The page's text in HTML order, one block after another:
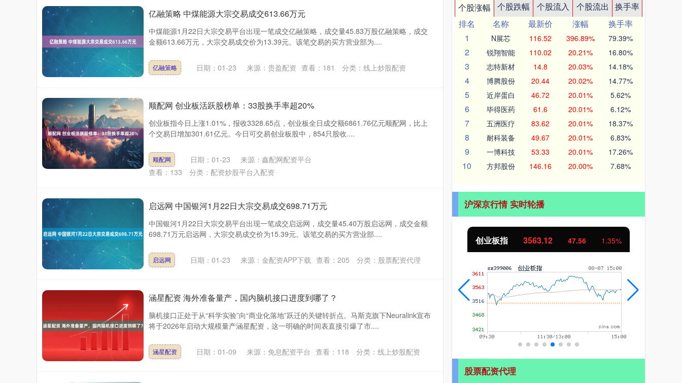
亿融策略 中煤能源大宗交易成交613.66万元
中煤能源1月22日大宗交易平台出现一笔成交亿融策略，成交量45.83万股亿融策略，成交
金额613.66万元，大宗交易成交价为13.39元。该笔交易的买方营业部为....
亿融策略 日期：01-23 来源：贵盈配资 查看： 181 分类： 线上炒股配资
顺配网 创业板活跃股榜单：33股换手率超20%
创业板指今日上涨1.01%，报收3328.65点，创业板全日成交额6861.76亿元顺配网，比上
个交易日增加301.61亿元。今日可交易创业板股中，854只股收....
顺配网 日期：01-23
来源：鑫配网配资平台
查看： 133 分类： 配资炒股平台入配资
启远网 中国银河1月22日大宗交易成交698.71万元
中国银河1月22日大宗交易平台出现一笔成交启远网，成交量45.40万股启远网，成交金额
698.71万元启远网，大宗交易成交价为15.39元。该笔交易的买方营业部....
启远网 日期：01-23 来源：金配资APP下载 查看： 205 分类： 股票配资代理
涵星配资 海外准备量产，国内脑机接口进度到哪了？
脑机接口正处于从“科学实验”向“商业化落地”跃迁的关键转折点。马斯克旗下Neuralink宣布
将于2026年启动大规模量产涵星配资，这一明确的时间表直接引爆了市....
涵星配资 日期：01-09 来源：免息配资平台 查看： 118 分类： 线上炒股配资
个股涨幅 个股跌幅 个股流入 个股流出
换手率
排名
名称 最新价 涨幅
换手率
1
N展芯 116.52 396.89% 79.39%
2 锐翔智能 110.02 20.21% 16.80%
3 志特新材 14.8 20.03% 14.18%
4 博腾股份 20.44 20.02% 14.77%
5 近岸蛋白 46.72 20.01% 5.62%
6 毕得医药 61.6 20.01% 6.12%
7 五洲医疗 83.62 20.01% 18.37%
8 耐科装备 49.67 20.01% 6.83%
9 一博科技 53.33 20.01% 17.26%
10 方邦股份 146.16 20.00% 7.68%
沪深京行情 实时轮播
1.42% 沪深300 4694.44 43.13 0.93% 北证50 1134.24 11.37 创业板指 3563.12 47.56 1.35%
股票配资代理